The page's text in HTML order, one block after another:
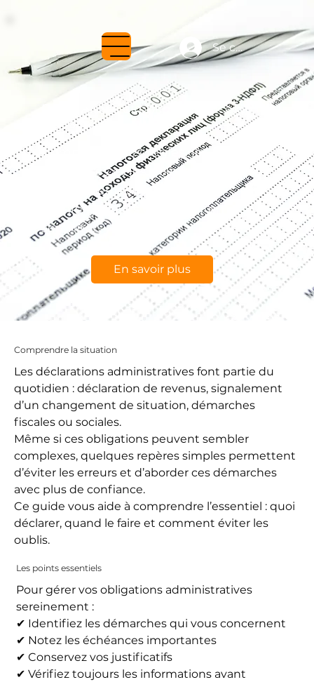
Se connecter
Déclarations et obligations : ce qu’il
faut savoir
Comprendre les règles, les
échéances et les points essentiels
pour éviter les erreurs
administratives et gagner en
sérénité.
En savoir plus
Comprendre la situation
Les déclarations administratives font partie du
quotidien : déclaration de revenus, signalement
d’un changement de situation, démarches
fiscales ou sociales.
Même si ces obligations peuvent sembler
complexes, quelques repères simples permettent
d’éviter les erreurs et d’aborder ces démarches
avec plus de confiance.
Ce guide vous aide à comprendre l’essentiel : quoi
déclarer, quand le faire et comment éviter les
oublis.
Les points essentiels
Pour gérer vos obligations administratives
sereinement :
✔ Identifiez les démarches qui vous concernent
✔ Notez les échéances importantes
✔ Conservez vos justificatifs
✔ Vérifiez toujours les informations avant